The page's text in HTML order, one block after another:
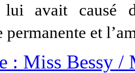
avait causé
permanente et
: Miss Bessy /